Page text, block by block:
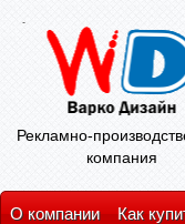
Рекламно-
компания
О компании Как